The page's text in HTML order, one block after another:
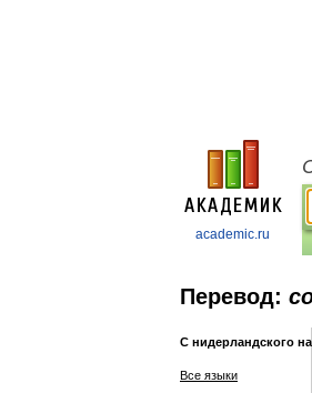
academic.ru
Перевод:
С нидерландского
Все языки